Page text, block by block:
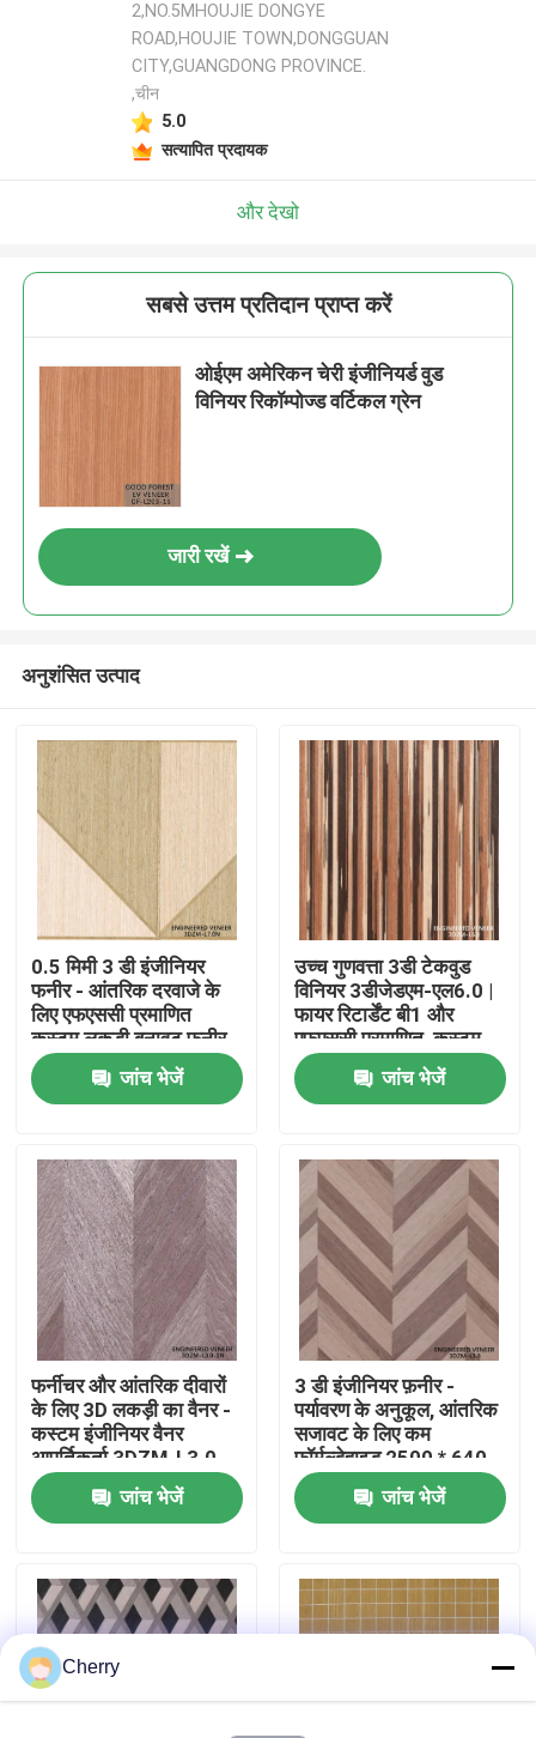
घर
हमारे बारे में
कारखाने का दौरा
गुणवत्ता नियंत्रण
हमसे संपर्क करें
समाचार
मामले
उद्धरण मांगें
2,NO.5MHOUJIE DONGYE
ROAD,HOUJIE TOWN,DONGGUAN
CITY,GUANGDONG PROVINCE.
,चीन
5.0
सत्यापित प्रदायक
और देखो
सबसे उत्तम प्रतिदान प्राप्त करें
ओईएम अमेरिकन चेरी इंजीनियर्ड वुड
विनियर रिकॉम्पोज्ड वर्टिकल ग्रेन
जारी रखें
अनुशंसित उत्पाद
0.5 मिमी 3 डी इंजीनियर
फनीर - आंतरिक दरवाजे के
लिए एफएससी प्रमाणित
कस्टम लकड़ी बनावट फनीर
3 डीजेडएम-एल 7.0 एन
जांच भेजें
उच्च गुणवत्ता 3डी टेकवुड
विनियर 3डीजेडएम-एल6.0 |
फायर रिटार्डेंट बी1 और
एफएससी प्रमाणित, कस्टम
आकार उपलब्ध
जांच भेजें
फर्नीचर और आंतरिक दीवारों
के लिए 3D लकड़ी का वैनर -
कस्टम इंजीनियर वैनर
आपूर्तिकर्ता 3DZM-L3.0-
1N
जांच भेजें
3 डी इंजीनियर फ़नीर -
पर्यावरण के अनुकूल, आंतरिक
सजावट के लिए कम
फॉर्मल्डेहाइड 2500 * 640
मिमी 3 डीजेडएम-एल 3।0
जांच भेजें
Cherry